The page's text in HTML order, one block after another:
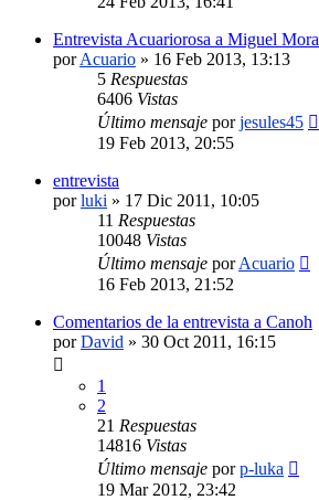
Entrevista Acuariorosa a Miguel Mora
porAcuario » 16 Feb 2013, 13:13
5 Respuestas
6406 Vistas
Último mensaje porjesules45
19 Feb 2013, 20:55
entrevista
porluki » 17 Dic 2011, 10:05
11 Respuestas
10048 Vistas
Último mensaje porAcuario
16 Feb 2013, 21:52
Comentarios de la entrevista a Canoh
porDavid » 30 Oct 2011, 16:15
1
2
21 Respuestas
14816 Vistas
Último mensaje porp-luka
19 Mar 2012, 23:42